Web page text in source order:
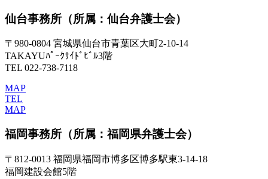
仙台事務所 （所属：仙台弁護士会）
〒980-0804 宮城県仙台市青葉区大町2-10-14
TAKAYUﾊﾟｰｸｻｲﾄﾞﾋﾞﾙ3階
TEL 022-738-7118
MAP
TEL
MAP
福岡事務所 （所属：福岡県弁護士会）
〒812-0013 福岡県福岡市博多区博多駅東3-14-18
福岡建設会館5階